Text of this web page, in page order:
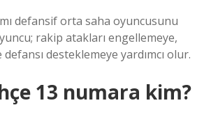
defansif orta saha oyuncusunu
rakip atakları engellemeye,
desteklemeye yardımcı olur.
13 numara kim?